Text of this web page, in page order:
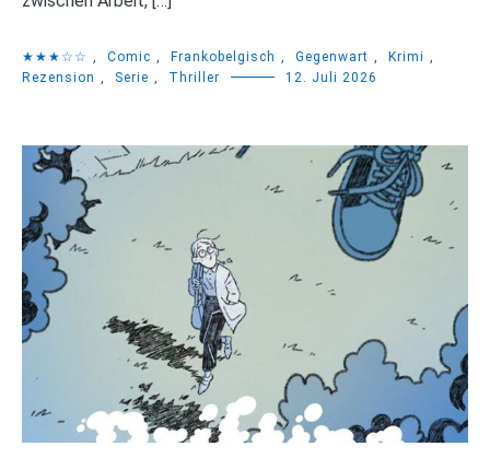
★★★☆☆ Comic Frankobelgisch Gegenwart Krimi
Rezension
Serie Thriller 12. Juli 2026